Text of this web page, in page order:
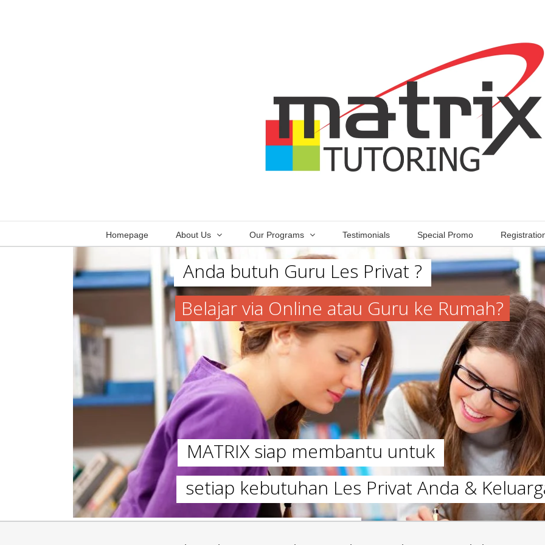
Homepage About Us Our Programs Testimonials Special Promo
Anda butuh Guru Les Privat ?
Belajar via Online atau Guru ke Rumah?
MATRIX siap membantu untuk
setiap kebutuhan Les Privat Anda &